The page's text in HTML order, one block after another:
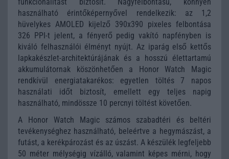
használható érintőképernyővel rendelkezik: az 1,2
hüvelykes AMOLED kijelző 390x390 pixeles felbontása
326 PPI-t jelent, a fényerő pedig vakító napfényben is
kiváló felhasználói élményt nyújt. Az iparág első kettős
lapkakészlet-architektúrájának és a hosszú élettartamú
akkumulátornak köszönhetően a Honor Watch Magic
rendkívül energiatakarékos: egyetlen töltés 7 napos
használati időt biztosít, emellett egy teljes napig
használható, mindössze 10 percnyi töltést követően.
A Honor Watch Magic számos szabadtéri és beltéri
tevékenységhez használható, beleértve a hegymászást, a
futást, a kerékpározást és az úszást. A készülék legfeljebb
50 méter mélységig vízálló, valamint képes mérni, hogy